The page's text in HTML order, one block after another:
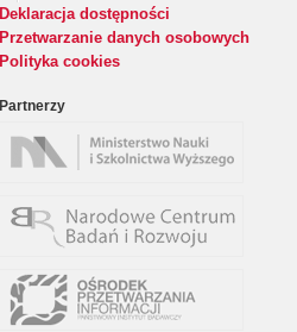
Deklaracja dostępności
Przetwarzanie danych osobowych
Polityka cookies
Partnerzy